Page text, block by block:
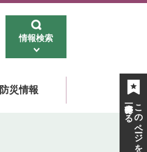
情報検索
防災情報
このページを
一時保存する